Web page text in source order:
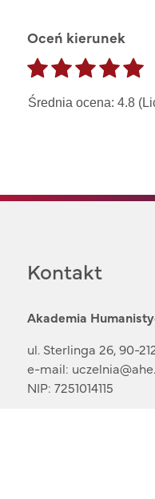
Oceń kierunek
Średnia ocena: 4.8
Kontakt
Akademia
ul. Sterlinga 26, 90-
e-mail:
NIP: 7251014115